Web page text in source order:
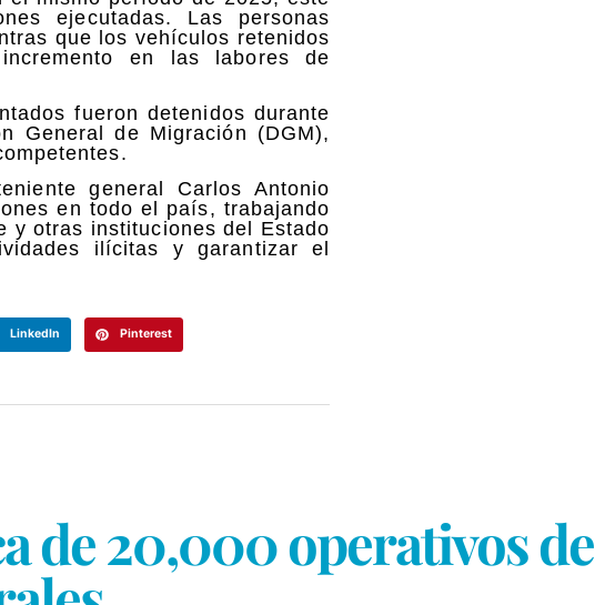
ejecutadas. Las personas
que los vehículos retenidos
en las labores de
fueron detenidos durante
General de Migración (DGM),
general Carlos Antonio
en todo el país, trabajando
y otras instituciones del Estado
ilícitas y garantizar el
LinkedIn Pinterest
de 20,000 operativos de